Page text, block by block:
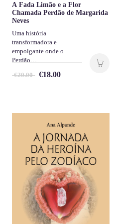
A Fada Limão e a Flor
Chamada Perdão de Margarida
Neves
Uma história
transformadora e
empolgante onde o
Perdão…
€20.00 €18.00